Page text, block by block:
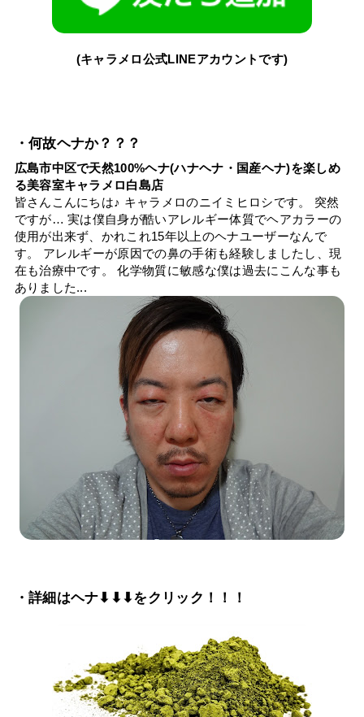
(キャラメロ公式LINEアカウントです)
・何故ヘナか？？？
広島市中区で天然100%ヘナ(ハナヘナ・国産ヘナ)を楽しめ
る美容室キャラメロ白島店
皆さんこんにちは♪ キャラメロのニイミヒロシです。 突然
ですが… 実は僕自身が酷いアレルギー体質でヘアカラーの
使用が出来ず、かれこれ15年以上のヘナユーザーなんで
す。 アレルギーが原因での鼻の手術も経験しましたし、現
在も治療中です。 化学物質に敏感な僕は過去にこんな事も
ありました...
・詳細はヘナ⬇⬇⬇をクリック！！！